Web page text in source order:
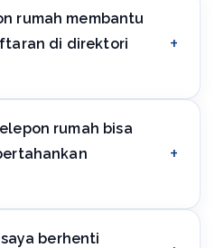
nomor lokal terpisah untuk
rumah membantu
di direktori
direktori bisnis dan peta
regional perusahaan.
rumah bisa
periode dibayar.
berhenti